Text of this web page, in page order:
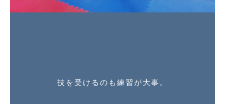
技を受けるのも練習が大事。